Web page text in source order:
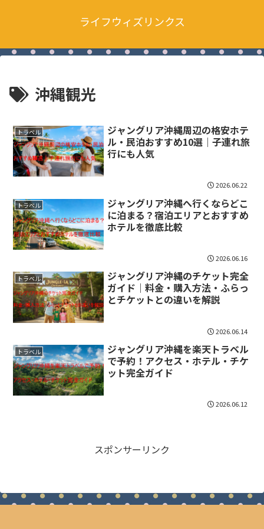
ライフウィズリンクス
沖縄観光
トラベル
ジャングリア沖縄周辺の格安ホテ
ル・民泊おすすめ10選｜子連れ旅
行にも人気
2026.06.22
トラベル
ジャングリア沖縄へ行くならどこ
に泊まる？宿泊エリアとおすすめ
ホテルを徹底比較
2026.06.16
トラベル
ジャングリア沖縄のチケット完全
ガイド｜料金・購入方法・ふらっ
とチケットとの違いを解説
2026.06.14
トラベル
ジャングリア沖縄を楽天トラベル
で予約！アクセス・ホテル・チケ
ット完全ガイド
2026.06.12
スポンサーリンク